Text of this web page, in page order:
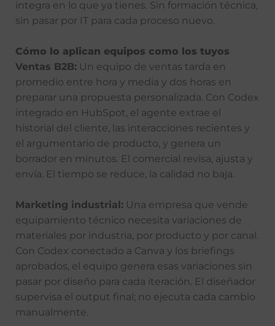
integra en lo que ya tienes. Sin formación técnica,
sin pasar por IT para cada proceso nuevo.
Cómo lo aplican equipos como los tuyos
Ventas B2B: Un equipo de ventas tarda en
promedio entre hora y media y dos horas en
preparar una propuesta personalizada. Con Codex
integrado en HubSpot, el agente extrae el
historial del cliente, las interacciones recientes y
el argumentario de producto, y genera un
borrador en minutos. El comercial revisa, ajusta y
envía. El tiempo se reduce, la calidad no baja.
Marketing industrial: Una empresa que vende
equipamiento técnico necesita variaciones de
materiales por industria, por producto y por canal.
Con Codex conectado a Canva y los briefings
aprobados, el equipo genera esas variaciones sin
pasar por diseño para cada iteración. El diseñador
supervisa el output final; no ejecuta cada cambio
manualmente.